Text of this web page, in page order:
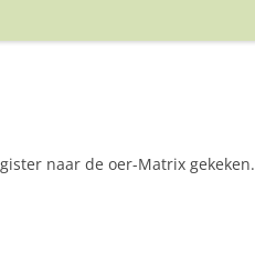
naar de oer-Matrix gekeken.